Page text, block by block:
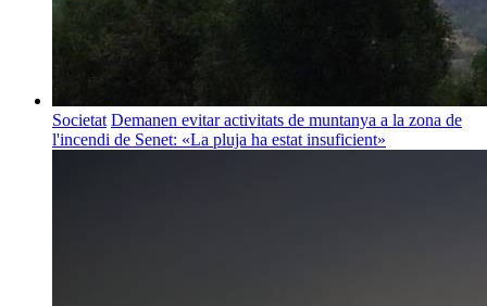
Societat Demanen evitar activitats de muntanya a la zona de
l'incendi de Senet: «La pluja ha estat insuficient»